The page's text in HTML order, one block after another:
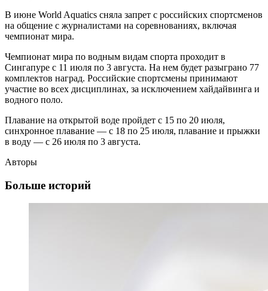
В июне World Aquatics сняла запрет с российских спортсменов
на общение с журналистами на соревнованиях, включая
чемпионат мира.
Чемпионат мира по водным видам спорта проходит в
Сингапуре с 11 июля по 3 августа. На нем будет разыграно 77
комплектов наград. Российские спортсмены принимают
участие во всех дисциплинах, за исключением хайдайвинга и
водного поло.
Плавание на открытой воде пройдет с 15 по 20 июля,
синхронное плавание — с 18 по 25 июля, плавание и прыжки
в воду — с 26 июля по 3 августа.
Авторы
Больше историй